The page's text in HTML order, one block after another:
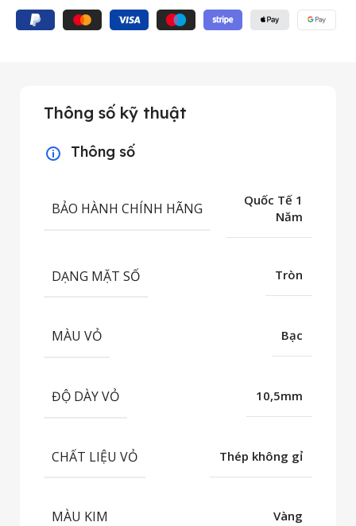
Thông số kỹ thuật
Thông số
BẢO HÀNH CHÍNH HÃNG
Quốc Tế 1
Năm
DẠNG MẶT SỐ Tròn
MÀU VỎ Bạc
ĐỘ DÀY VỎ 10,5mm
CHẤT LIỆU VỎ Thép không gỉ
MÀU KIM Vàng